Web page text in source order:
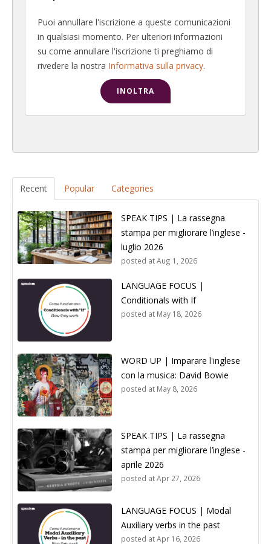
Puoi annullare l'iscrizione a queste comunicazioni
in qualsiasi momento. Per ulteriori informazioni
su come annullare l'iscrizione ti preghiamo di
rivedere la nostra Informativa sulla privacy.
Recent Popular Categories
SPEAK TIPS | La rassegna
stampa per migliorare l’inglese -
luglio 2026
posted atAug 1, 2026
LANGUAGE FOCUS |
Conditionals with If
posted at May 18, 2026
WORD UP | Imparare l'inglese
con la musica: David Bowie
posted at May 8, 2026
SPEAK TIPS | La rassegna
stampa per migliorare l’inglese -
aprile 2026
posted atApr 27, 2026
LANGUAGE FOCUS | Modal
Auxiliary verbs in the past
posted atApr 16, 2026